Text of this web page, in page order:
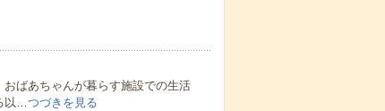
ばあちゃんが暮らす施設での生活
以…つづきを見る